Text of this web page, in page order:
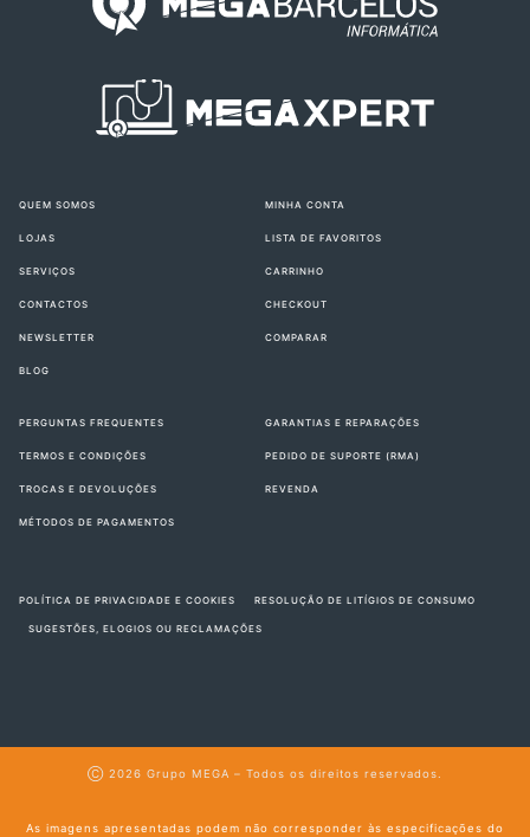
QUEM SOMOS
LOJAS
SERVIÇOS
CONTACTOS
NEWSLETTER
BLOG
MINHA CONTA
LISTA DE FAVORITOS
CARRINHO
CHECKOUT
COMPARAR
PERGUNTAS FREQUENTES
TERMOS E CONDIÇÕES
TROCAS E DEVOLUÇÕES
MÉTODOS DE PAGAMENTOS
GARANTIAS E REPARAÇÕES
PEDIDO DE SUPORTE (RMA)
REVENDA
POLÍTICA DE PRIVACIDADE E COOKIES RESOLUÇÃO DE LITÍGIOS DE CONSUMO
SUGESTÕES, ELOGIOS OU RECLAMAÇÕES
Ⓒ 2026 Grupo MEGA – Todos os direitos reservados.
As imagens apresentadas podem não corresponder às especificações do